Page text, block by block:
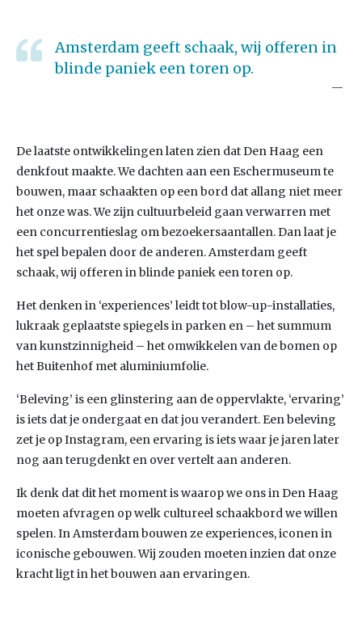
Amsterdam geeft schaak, wij offeren in
blinde paniek een toren op.
De laatste ontwikkelingen laten zien dat Den Haag een
denkfout maakte. We dachten aan een Eschermuseum te
bouwen, maar schaakten op een bord dat allang niet meer
het onze was. We zijn cultuurbeleid gaan verwarren met
een concurrentieslag om bezoekersaantallen. Dan laat je
het spel bepalen door de anderen. Amsterdam geeft
schaak, wij offeren in blinde paniek een toren op.
Het denken in ‘experiences’ leidt tot blow-up-installaties,
lukraak geplaatste spiegels in parken en – het summum
van kunstzinnigheid – het omwikkelen van de bomen op
het Buitenhof met aluminiumfolie.
‘Beleving’ is een glinstering aan de oppervlakte, ‘ervaring’
is iets dat je ondergaat en dat jou verandert. Een beleving
zet je op Instagram, een ervaring is iets waar je jaren later
nog aan terugdenkt en over vertelt aan anderen.
Ik denk dat dit het moment is waarop we ons in Den Haag
moeten afvragen op welk cultureel schaakbord we willen
spelen. In Amsterdam bouwen ze experiences, iconen in
iconische gebouwen. Wij zouden moeten inzien dat onze
kracht ligt in het bouwen aan ervaringen.